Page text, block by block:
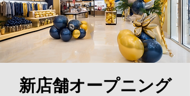
新店舗オープニング